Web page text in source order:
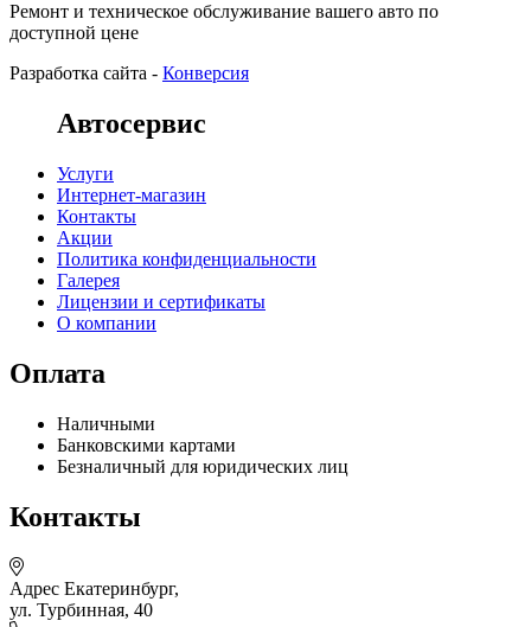
Ремонт и техническое обслуживание вашего авто по
доступной цене
Разработка сайта - Конверсия
Автосервис
Услуги
Интернет-магазин
Контакты
Акции
Политика конфиденциальности
Галерея
Лицензии и сертификаты
О компании
Оплата
Наличными
Банковскими картами
Безналичный для юридических лиц
Контакты
Адрес Екатеринбург,
ул. Турбинная, 40